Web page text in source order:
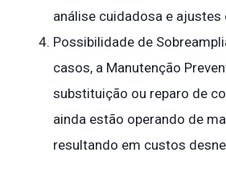
análise cuidadosa e ajustes
Possibilidade de
casos, a Manutenção
substituição ou reparo de
ainda estão operando de
resultando em custos